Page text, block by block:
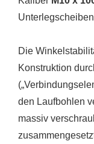
Die
Konstruktion
den Laufbohlen
massiv